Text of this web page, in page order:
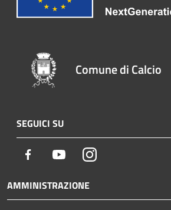
Comune di Calcio
SEGUICI SU
Facebook YoutubeInstagram
AMMINISTRAZIONE